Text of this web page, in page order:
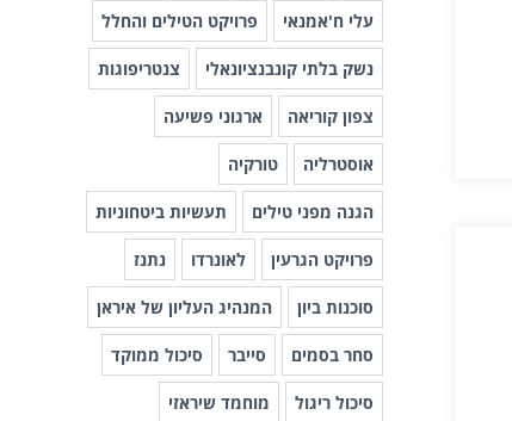
עלי ח'אמנאי פרויקט הטילים והחלל
נשק בלתי קונבנציונאלי צנטריפוגות
צפון קוריאה ארגוני פשיעה
אוסטרליה טורקיה
הגנה מפני טילים תעשיות ביטחוניות
פרויקט הגרעין לאונרדו נתנז
סוכנות ביון המנהיג העליון של איראן
סחר בסמים סייבר סיכול ממוקד
סיכול ריגול מוחמד שיראזי